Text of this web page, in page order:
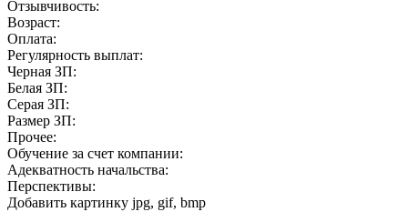
Отзывчивость:
Возраст:
Оплата:
Регулярность выплат:
Черная ЗП:
Белая ЗП:
Серая ЗП:
Размер ЗП:
Прочее:
Обучение за счет компании:
Адекватность начальства:
Перспективы:
Добавить картинку jpg, gif, bmp